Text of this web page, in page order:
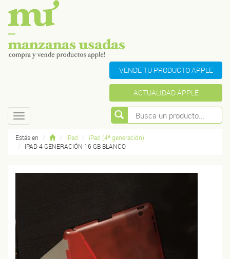
VENDE TU PRODUCTO APPLE
ACTUALIDAD APPLE
Toggle
navigation
Estás en iPad
iPad (4ª generación)
IPAD 4 GENERACIÓN 16 GB BLANCO